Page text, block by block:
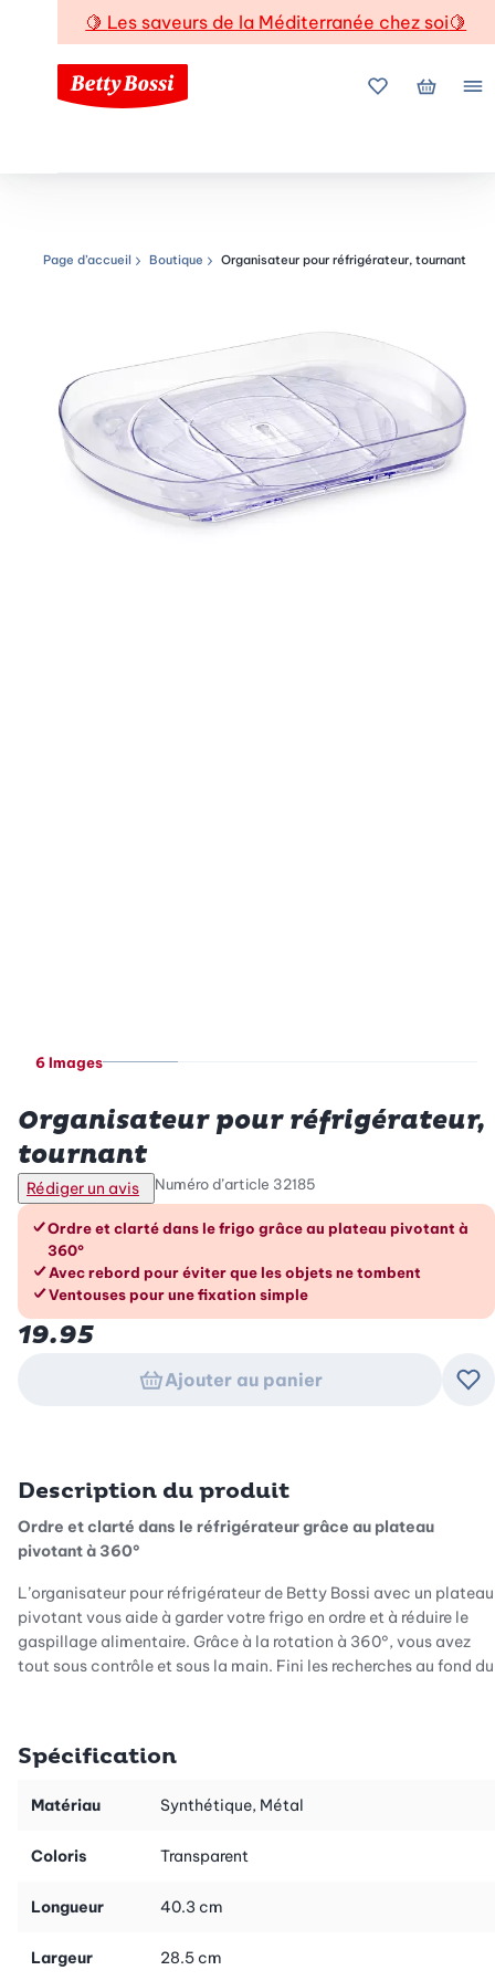
🍋 Les saveurs de la Méditerranée chez soi🍋
Mes favoris
Mon
Chemin de navigation
Page d’accueil Boutique Organisateur pour réfrigérateur, tournant
6 Images
Organisateur pour réfrigérateur,
tournant
Rédiger un avis Numéro d’article 32185
Les avantages en un coup d’œil
Ordre et clarté dans le frigo grâce au plateau pivotant à
360°
Avec rebord pour éviter que les objets ne tombent
Ventouses pour une fixation simple
19.95
Ajouter au panier
Description du produit
Ordre et clarté dans le réfrigérateur grâce au plateau
pivotant à 360°
L’organisateur pour réfrigérateur de Betty Bossi avec un plateau
pivotant vous aide à garder votre frigo en ordre et à réduire le
gaspillage alimentaire. Grâce à la rotation à 360°, vous avez
tout sous contrôle et sous la main. Fini les recherches au fond du
Plus jamais de chaos dans le frigo
Oubliez le désordre et le fouillis dans votre réfrigérateur!
met tous vos aliments bien en vue. Le rebord permet d’éviter que
plateau. Grâce aux ventouses, l’organisateur est fixé
simplement.
Spécification
Matériau Synthétique, Métal
Coloris Transparent
Longueur 40.3 cm
Largeur 28.5 cm